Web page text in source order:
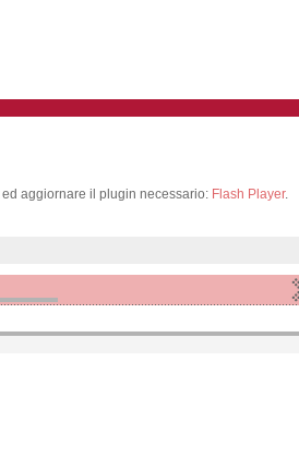
aggiornare il plugin necessario: Flash Player.